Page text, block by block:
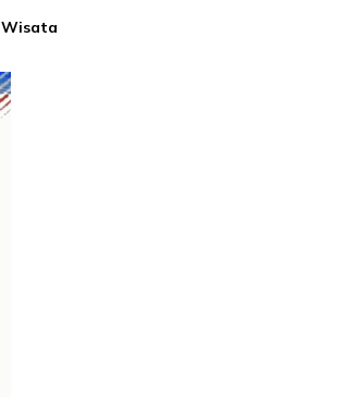
Wisata